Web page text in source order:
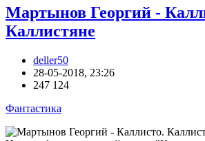
Мартынов Георгий -
Каллистяне
deller50
28-05-2018, 23:26
247 124
Фантастика